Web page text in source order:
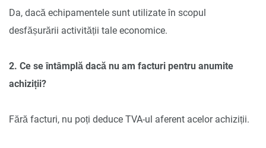
Da, dacă echipamentele sunt utilizate în scopul
desfășurării activității tale economice.
2. Ce se întâmplă dacă nu am facturi pentru anumite
achiziții?
Fără facturi, nu poți deduce TVA-ul aferent acelor achiziții.